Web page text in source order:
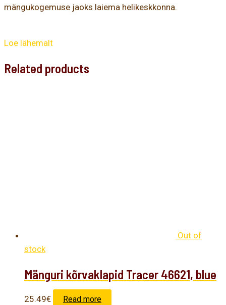
mängukogemuse jaoks laiema helikeskkonna.
Loe lähemalt
Related products
Out of
stock
Mänguri kõrvaklapid Tracer 46621, blue
25.49€ Read more